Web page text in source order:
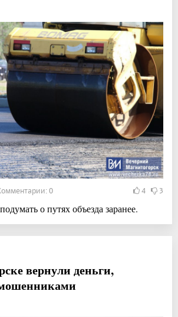
0 4 3
о путях объезда заранее.
вернули деньги,